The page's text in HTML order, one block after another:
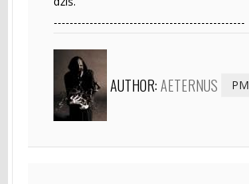
------------------------------------------------
AUTHOR:AETERNUS PM